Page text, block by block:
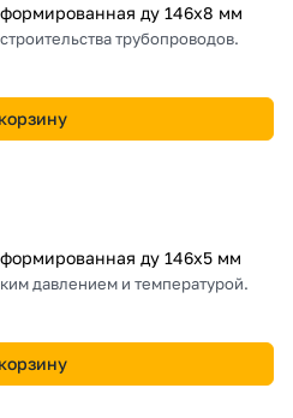
ду 146х8 мм
трубопроводов.
ду 146х5 мм
давлением и температурой.